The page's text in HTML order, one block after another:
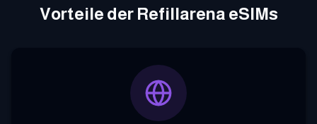
Vorteile der Refillarena eSIMs